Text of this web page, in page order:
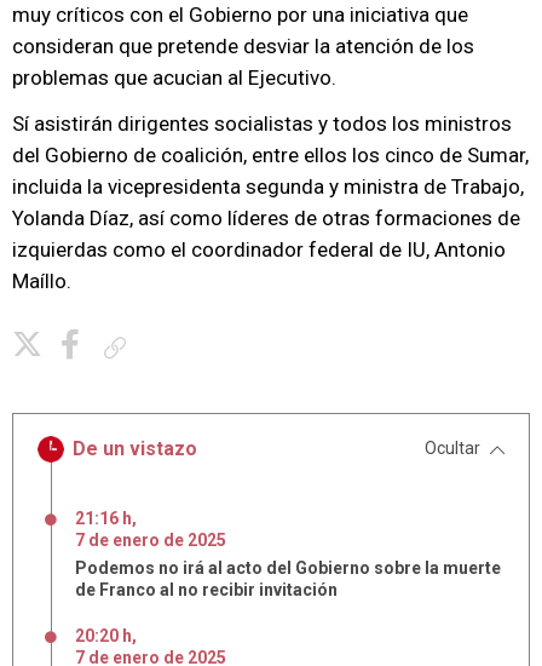
muy críticos con el Gobierno por una iniciativa que
consideran que pretende desviar la atención de los
problemas que acucian al Ejecutivo.
Sí asistirán dirigentes socialistas y todos los ministros
del Gobierno de coalición, entre ellos los cinco de Sumar,
incluida la vicepresidenta segunda y ministra de Trabajo,
Yolanda Díaz, así como líderes de otras formaciones de
izquierdas como el coordinador federal de IU, Antonio
Maíllo.
De un vistazo Ocultar
21:16 h,
7 de enero de 2025
Podemos no irá al acto del Gobierno sobre la muerte
de Franco al no recibir invitación
20:20 h,
7 de enero de 2025